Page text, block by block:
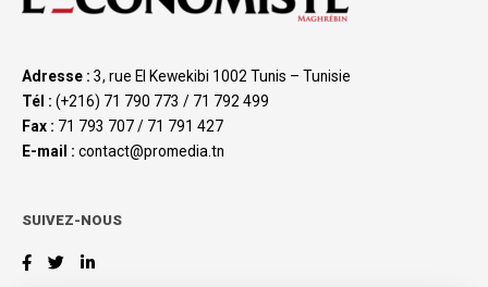
Adresse : 3, rue El Kewekibi 1002 Tunis – Tunisie
Tél : (+216) 71 790 773 / 71 792 499
Fax : 71 793 707 / 71 791 427
E-mail : contact@promedia.tn
SUIVEZ-NOUS